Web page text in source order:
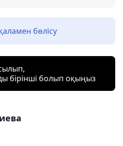
бөлісу
бірінші болып оқыңыз